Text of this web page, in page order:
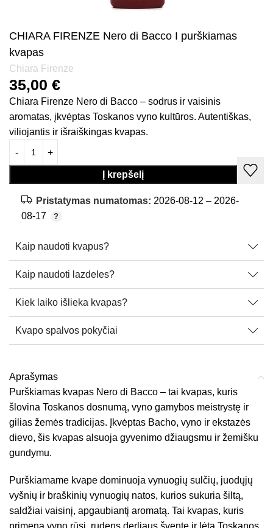
CHIARA FIRENZE Nero di Bacco I purškiamas
kvapas
Chiara Firenze
35,00 €
Chiara Firenze Nero di Bacco – sodrus ir vaisinis
aromatas, įkvėptas Toskanos vyno kultūros. Autentiškas,
viliojantis ir išraiškingas kvapas.
Į krepšelį
Pristatymas numatomas: 2026-08-12 – 2026-
08-17
Kaip naudoti kvapus?
Kaip naudoti lazdeles?
Kiek laiko išlieka kvapas?
Kvapo spalvos pokyčiai
Aprašymas
Purškiamas kvapas Nero di Bacco – tai kvapas, kuris
šlovina Toskanos dosnumą, vyno gamybos meistrystę ir
gilias žemės tradicijas. Įkvėptas Bacho, vyno ir ekstazės
dievo, šis kvapas alsuoja gyvenimo džiaugsmu ir žemišku
gundymu.
Purškiamame kvape dominuoja vynuogių sulčių, juodųjų
vyšnių ir braškinių vynuogių natos, kurios sukuria šiltą,
saldžiai vaisinį, apgaubiantį aromatą. Tai kvapas, kuris
primena vyno rūsį, rudens derliaus šventę ir lėtą Toskanos